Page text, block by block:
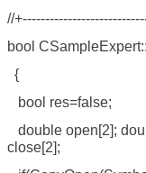
//
bool
{
bool res=false;
double open[2];
close[2];